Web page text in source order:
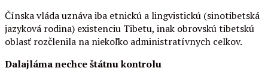
Čínska vláda uznáva iba etnickú a lingvistickú (sinotibetská
jazyková rodina) existenciu Tibetu, inak obrovskú tibetskú
oblasť rozčlenila na niekoľko administratívnych celkov.
Dalajláma nechce štátnu kontrolu